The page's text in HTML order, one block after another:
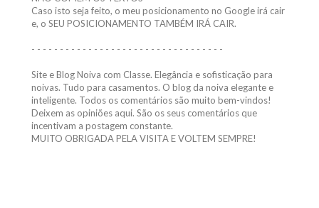
e, o SEU POSICIONAMENTO TAMBÉM IRÁ CAIR.
noivas. Tudo para casamentos. O blog da noiva elegante e
inteligente. Todos os comentários são muito bem-vindos!
Deixem as opiniões aqui. São os seus comentários que
incentivam a postagem constante.
MUITO OBRIGADA PELA VISITA E VOLTEM SEMPRE!